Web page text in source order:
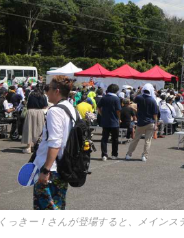
くっきー！さんが登場すると、メイン